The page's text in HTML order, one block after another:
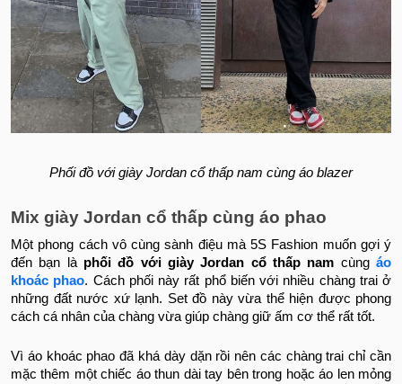
Phối đồ với giày Jordan cổ thấp nam cùng áo blazer
Mix giày Jordan cổ thấp cùng áo phao
Một phong cách vô cùng sành điệu mà 5S Fashion muốn gợi ý
đến bạn là phối đồ với giày Jordan cổ thấp nam cùngáo
khoác phao. Cách phối này rất phổ biến với nhiều chàng trai ở
những đất nước xứ lạnh. Set đồ này vừa thể hiện được phong
cách cá nhân của chàng vừa giúp chàng giữ ấm cơ thể rất tốt.
Vì áo khoác phao đã khá dày dặn rồi nên các chàng trai chỉ cần
mặc thêm một chiếc áo thun dài tay bên trong hoặc áo len mỏng